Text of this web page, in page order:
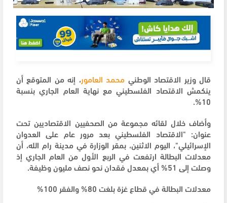
قال وزير الاقتصاد الوطني محمد العامور، إنه من المتوقع أن
ينكمش الاقتصاد الفلسطيني مع نهاية العام الجاري بنسبة
10%.
وأضاف خلال لقائه مجموعة من الصحفيين الاقتصاديين تحت
عنوان: "الاقتصاد الفلسطيني بعد مرور عام على العدوان
الإسرائيلي"، اليوم الاثنين، بمقر الوزارة في مدينة رام الله، أن
معدلات البطالة ارتفعت في الربع الأول من العام الجاري إذ
وصلت إلى 51% أي بمعدل فقدان نحو نصف مليون وظيفة.
معدلات البطالة في قطاع غزة بلغت 80% والفقر 100%